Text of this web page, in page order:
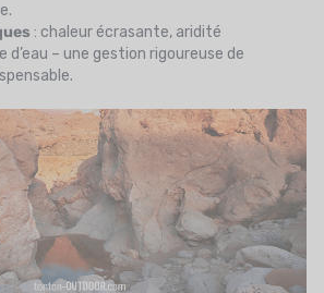
: chaleur écrasante, aridité
– une gestion rigoureuse de